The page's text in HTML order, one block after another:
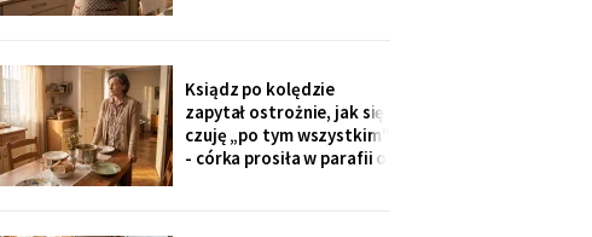
wizycie żartuje przy
wszystkich: „u mamy
bank, a my się męczymy z
kredytem". Puszkę
Ksiądz po kolędzie
zapytał ostrożnie, jak się
czuję „po tym wszystkim"
- córka prosiła w parafii o